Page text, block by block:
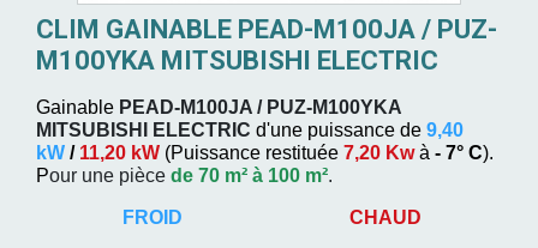
CLIM GAINABLE PEAD-M100JA / PUZ-
M100YKA MITSUBISHI ELECTRIC
Gainable PEAD-M100JA / PUZ-M100YKA
MITSUBISHI ELECTRIC d'une puissance de 9,40
kW / 11,20 kW (Puissance restituée 7,20 Kwà - 7° C).
Pour une pièce de 70 m² à 100 m².
FROID CHAUD